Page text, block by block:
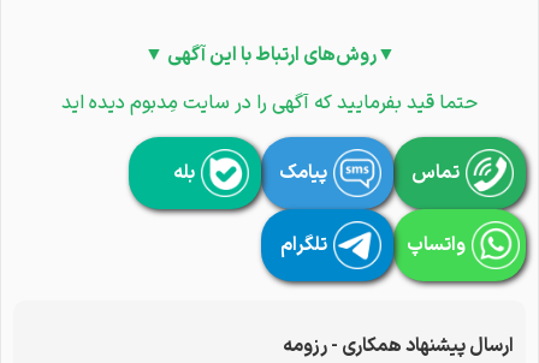
▼روش‌های ارتباط با این آگهی ▼
حتما قید بفرمایید که آگهی را در سایت مِدبوم دیده اید
تماس پیامک بله
واتساپ تلگرام
ارسال پیشنهاد همکاری - رزومه